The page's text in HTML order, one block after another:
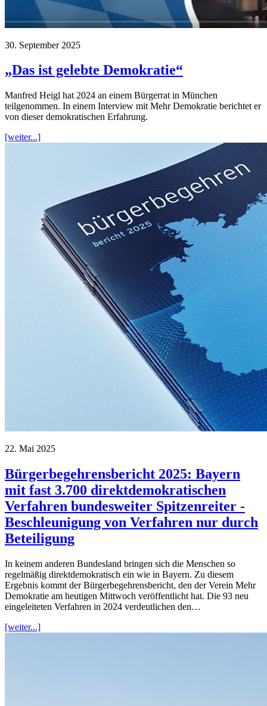
30. September 2025
„Das ist gelebte Demokratie“
Manfred Heigl hat 2024 an einem Bürgerrat in München
teilgenommen. In einem Interview mit Mehr Demokratie berichtet er
von dieser demokratischen Erfahrung.
[weiter...]
22. Mai 2025
Bürgerbegehrensbericht 2025: Bayern
mit fast 3.700 direktdemokratischen
Verfahren bundesweiter Spitzenreiter -
Beschleunigung von Verfahren nur durch
Beteiligung
In keinem anderen Bundesland bringen sich die Menschen so
regelmäßig direktdemokratisch ein wie in Bayern. Zu diesem
Ergebnis kommt der Bürgerbegehrensbericht, den der Verein Mehr
Demokratie am heutigen Mittwoch veröffentlicht hat. Die 93 neu
eingeleiteten Verfahren in 2024 verdeutlichen den…
[weiter...]